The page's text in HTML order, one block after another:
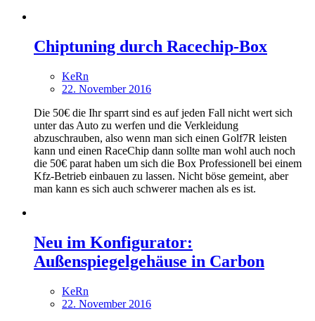
Chiptuning durch Racechip-Box
KeRn
22. November 2016
Die 50€ die Ihr sparrt sind es auf jeden Fall nicht wert sich
unter das Auto zu werfen und die Verkleidung
abzuschrauben, also wenn man sich einen Golf7R leisten
kann und einen RaceChip dann sollte man wohl auch noch
die 50€ parat haben um sich die Box Professionell bei einem
Kfz-Betrieb einbauen zu lassen. Nicht böse gemeint, aber
man kann es sich auch schwerer machen als es ist.
Neu im Konfigurator:
Außenspiegelgehäuse in Carbon
KeRn
22. November 2016